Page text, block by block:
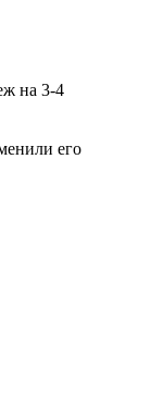
на 3-4
его